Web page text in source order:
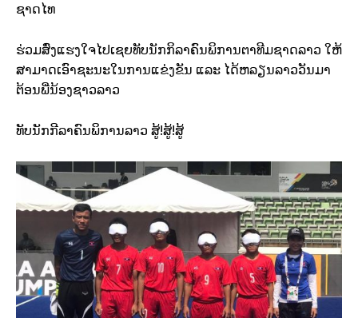
ຊາດໄທ
ຮ່ວມສົ່ງແຮງໃຈໄປເຊຍທັບນັກກິລາຄົນພິການຕາທີມຊາດລາວ ໃຫ້
ສາມາດເອົາຊະນະໃນການແຂ່ງຂັນ ແລະ ໄດ້ຫລຽນລາວວັນມາ
ຕ້ອນພີ່ນ້ອງຊາວລາວ
ທັບນັກກີລາຄົນພິການລາວ ສູ້!ສູ້!ສູ້